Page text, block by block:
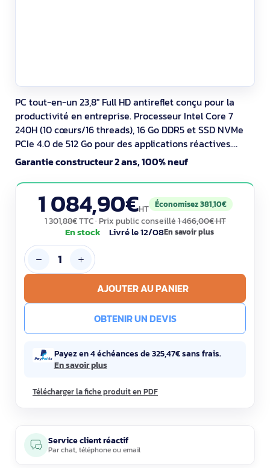
PC tout-en-un 23,8" Full HD antireflet conçu pour la
productivité en entreprise. Processeur Intel Core 7
240H (10 cœurs/16 threads), 16 Go DDR5 et SSD NVMe
PCIe 4.0 de 512 Go pour des applications réactives.
Webcam FHD IR avec Windows Hello, Wi-Fi 6, Bluetooth
5.4 et Ethernet. Windows 11 Pro. Label EPEAT Gold.
Connectique: HDMI 1.4, USB-C, USB 3.2, RJ-45.
Garantie constructeur 2 ans, 100% neuf
1 084,90€HT Économisez 381,10€
1 301,88€ TTC· Prix public conseillé1 466,00€ HT
En stock Livré le 12/08En savoir plus
AJOUTER AU PANIER
OBTENIR UN DEVIS
Payez en 4 échéances de 325,47€ sans frais.
En savoir plus
Télécharger la fiche produit en PDF
Service client réactif
Parchat, téléphoneouemail